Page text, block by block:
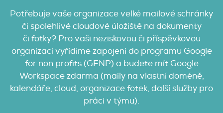
Potřebuje vaše organizace velké mailové schránky
či spolehlivé cloudové úložiště na dokumenty
či fotky? Pro vaši neziskovou či příspěvkovou
organizaci vyřídíme zapojení do programu Google
for non profits (GFNP) a budete mít Google
Workspace zdarma (maily na vlastní doméně,
kalendáře, cloud, organizace fotek, další služby pro
práci v týmu).